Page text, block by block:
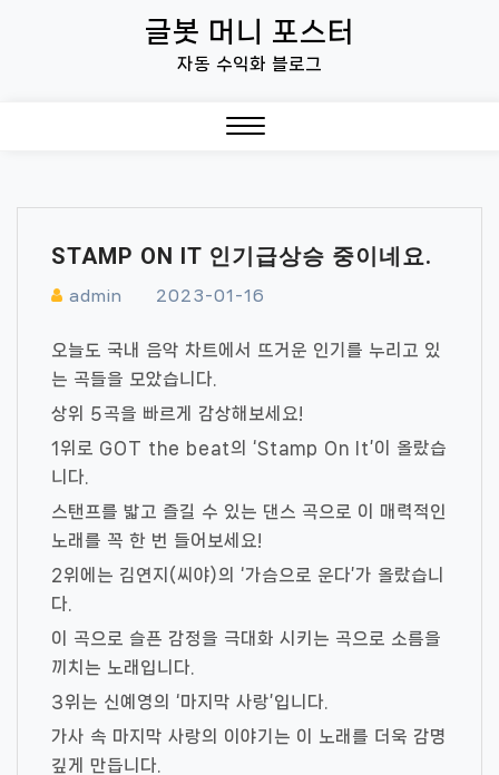
글봇 머니 포스터
자동 수익화 블로그
STAMP ON IT 인기급상승 중이네요.
admin 2023-01-16
오늘도 국내 음악 차트에서 뜨거운 인기를 누리고 있
는 곡들을 모았습니다.
상위 5곡을 빠르게 감상해보세요!
1위로 GOT the beat의 ‘Stamp On It’이 올랐습
니다.
스탠프를 밟고 즐길 수 있는 댄스 곡으로 이 매력적인
노래를 꼭 한 번 들어보세요!
2위에는 김연지(씨야)의 ‘가슴으로 운다’가 올랐습니
다.
이 곡으로 슬픈 감정을 극대화 시키는 곡으로 소름을
끼치는 노래입니다.
3위는 신예영의 ‘마지막 사랑’입니다.
가사 속 마지막 사랑의 이야기는 이 노래를 더욱 감명
깊게 만듭니다.